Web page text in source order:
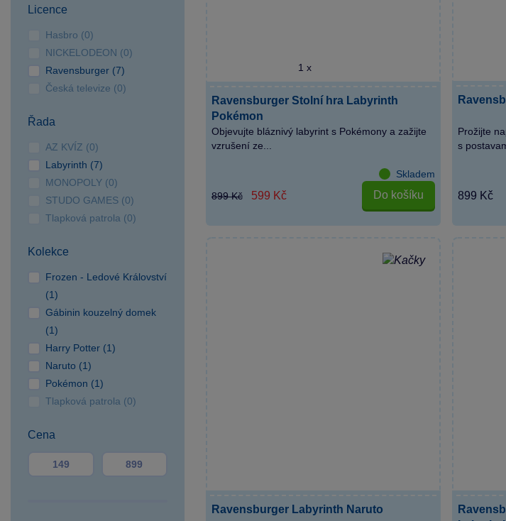
Haná
Breda&Weinstein
SPARKYS Ostrava
Forum Nová Karolina
SPARKYS Ostrava Outlet
Arena Moravia
Palác
SPARKYS Plzeň OC
Plaza
SPARKYS Postřižín
výdejní místo
Shopping Park Zličín
SPARKYS Praha Fashion
Arena Outlet
SPARKYS Praha Hlavní
nádraží
SPARKYS Praha OC
Novo Plaza
SPARKYS Praha OC
Nový Smíchov
Quadrio
SPARKYS Praha
Palladium
Licence
Hasbro (0)
NICKELODEON (0)
Ravensburger (7)
Česká televize (0)
Řada
AZ KVÍZ (0)
Labyrinth (7)
MONOPOLY (0)
STUDO GAMES (0)
Tlapková patrola (0)
Kolekce
Frozen - Ledové Království
(1)
Gábinin kouzelný domek
(1)
Harry Potter (1)
Naruto (1)
Pokémon (1)
Tlapková patrola (0)
Cena
1 x
Ravensburger Stolní hra Labyrinth
Pokémon
Objevujte bláznivý labyrint s Pokémony a zažijte
vzrušení ze...
Skladem
899 Kč
599 Kč Do košíku
Prožijte
s
899 Kč
Ravensburger Labyrinth Naruto